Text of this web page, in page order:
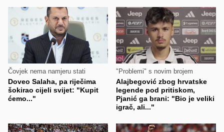
Čovjek nema namjeru stati
Doveo Salaha, pa riječima
šokirao cijeli svijet: "Kupit
ćemo..."
"Problemi" s novim brojem
Alajbegović zbog hrvatske
legende pod pritiskom,
Pjanić ga brani: "Bio je veliki
igrač, ali..."